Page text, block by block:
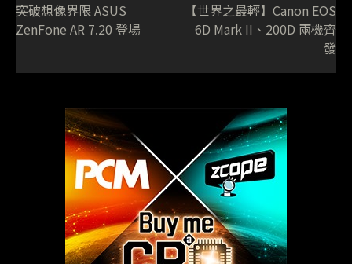
突破想像界限 ASUS
ZenFone AR 7.20 登場
【世界之最輕】Canon EOS
6D Mark II、200D 兩機齊
發